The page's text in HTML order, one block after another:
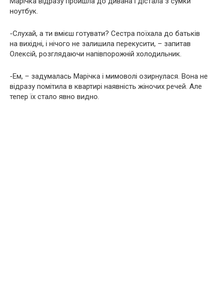
ноутбук.
-Слухай, а ти вмієш готувати? Сестра поїхала до батьків
на вихідні, і нічого не залишила перекусити, – запитав
Олексій, розглядаючи напівпорожній холодильник.
-Ем, – задумалась Марічка і мимоволі озирнулася. Вона не
відразу помітила в квартирі наявність жіночих речей. Але
тепер їх стало явно видно.